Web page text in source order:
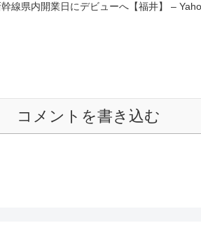
線県内開業日にデビューへ【福井】 –
コメントを書き込む